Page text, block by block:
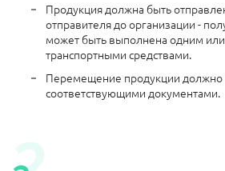
Продукция должна быть
отправителя до организации -
может быть выполнена одним
транспортными средствами.
Перемещение продукции должно
соответствующими документами.